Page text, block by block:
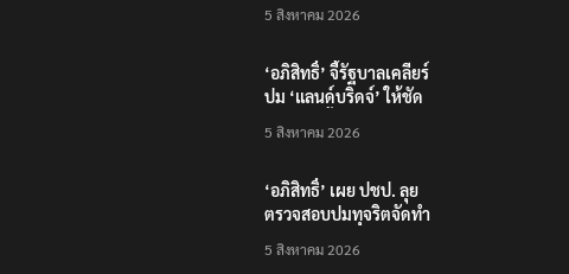
ธุรกิจไทยจะรับมือ
5 สิงหาคม 2026
‘อภิสิทธิ์’ จี้รัฐบาลเคลียร์
ปม ‘แลนด์บริดจ์’ ให้ชัด
5 สิงหาคม 2026
‘อภิสิทธิ์’ เผย ปชป. ลุย
ตรวจสอบปมทุจริตจัดทำ
สสว.
5 สิงหาคม 2026